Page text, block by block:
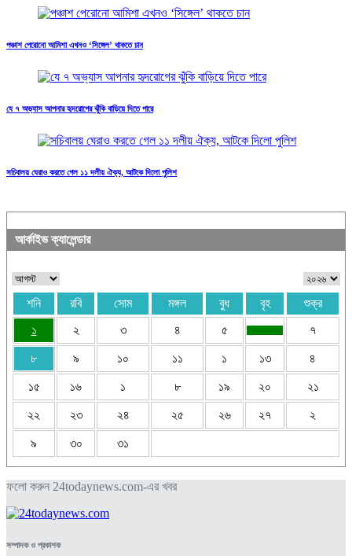
পঞ্চাশ পেরোনো আমিশা এখনও ‘সিঙ্গেল’ থাকতে চান
যে ৭ অভ্যাস আপনার হৃদরোগের ঝুঁকি বাড়িয়ে দিতে পারে
সচিবালয় ঘেরাও করতে গেল ১১ দলীয় ঐক্য, আটকে দিলো পুলিশ
আর্কাইভ ক্যালেন্ডার
শনি রবি সোম মঙ্গল বুধ বৃহ
শুক্র
১
২ ৩ ৪ ৫ ৭
৮ ৯ ১০ ১১ ১ ১৩ ৪
১৫ ১৬ ১ ৮ ১৯ ২০ ২১
২২ ২৩ ২৪ ২৫ ২৬ ২৭ ২
৯ ৩০ ৩১
ফলো করুন 24todaynews.com-এর খবর
সম্পাদক ও প্রকাশক